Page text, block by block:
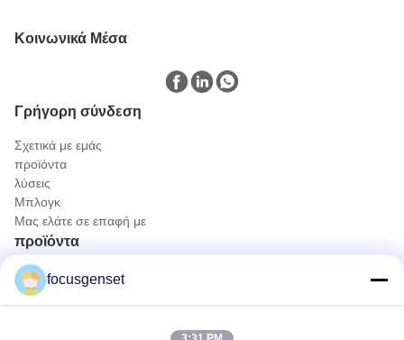
Κοινωνικά Μέσα
Γρήγορη σύνδεση
Σχετικά με εμάς
προϊόντα
λύσεις
Μπλογκ
Μας ελάτε σε επαφή με
προϊόντα
Σετ γεννήτριας Diesel Cummins
Συσκευή γεννήτριας πετρελαίου Perkins
focusgenset